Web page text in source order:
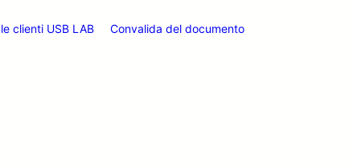
clienti USB LAB Convalida del documento